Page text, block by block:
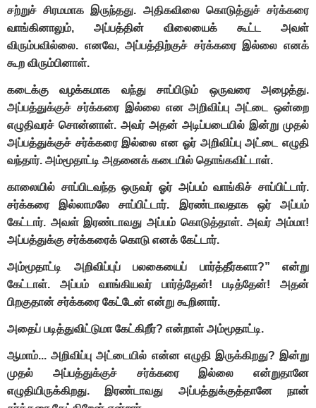
சற்றுச் சிரமமாக இருந்தது. அதிகவிலை கொடுத்துச் சர்க்கரை
வாங்கினாலும், அப்பத்தின் விலையைக் கூட்ட அவள்
விரும்பவில்லை. எனவே, அப்பத்திற்குச் சர்க்கரை இல்லை எனக்
கூற விரும்பினாள்.
கடைக்கு வழக்கமாக வந்து சாப்பிடும் ஒருவரை அழைத்து.
அப்பத்துக்குச் சர்க்கரை இல்லை என அறிவிப்பு அட்டை ஒன்றை
எழுதிவரச் சொன்னாள். அவர் அதன் அடிப்படையில் இன்று முதல்
அப்பத்துக்குச் சர்க்கரை இல்லை என ஓர் அறிவிப்பு அட்டை எழுதி
வந்தார். அம்மூதாட்டி அதனைக் கடையில் தொங்கவிட்டாள்.
காலையில் சாப்பிடவந்த ஒருவர் ஓர் அப்பம் வாங்கிச் சாப்பிட்டார்.
சர்க்கரை இல்லாமலே சாப்பிட்டார். இரண்டாவதாக ஒர் அப்பம்
கேட்டார். அவள் இரண்டாவது அப்பம் கொடுத்தாள். அவர் அம்மா!
அப்பத்துக்கு சர்க்கரைக் கொடு எனக் கேட்டார்.
அம்மூதாட்டி அறிவிப்புப் பலகையைப் பார்த்தீர்களா?” என்று
கேட்டாள். அப்பம் வாங்கியவர் பார்த்தேன்! படித்தேன்! அதன்
பிறகுதான் சர்க்கரை கேட்டேன் என்று கூறினார்.
அதைப் படித்துவிட்டுமா கேட்கிறீர்? என்றாள் அம்மூதாட்டி.
ஆமாம்... அறிவிப்பு அட்டையில் என்ன எழுதி இருக்கிறது? இன்று
முதல் அப்பத்துக்குச் சர்க்கரை இல்லை என்றுதானே
எழுதியிருக்கிறது. இரண்டாவது அப்பத்துக்குத்தானே நான்